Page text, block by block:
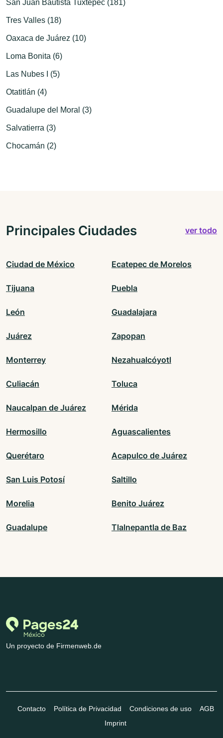
San Juan Bautista Tuxtepec (181)
Tres Valles (18)
Oaxaca de Juárez (10)
Loma Bonita (6)
Las Nubes I (5)
Otatitlán (4)
Guadalupe del Moral (3)
Salvatierra (3)
Chocamán (2)
Principales Ciudades ver todo
Ciudad de México Ecatepec de Morelos
Tijuana Puebla
León Guadalajara
Juárez Zapopan
Monterrey Nezahualcóyotl
Culiacán Toluca
Naucalpan de Juárez Mérida
Hermosillo Aguascalientes
Querétaro Acapulco de Juárez
San Luis Potosí Saltillo
Morelia Benito Juárez
Guadalupe Tlalnepantla de Baz
Un proyecto de Firmenweb.de
Contacto Política de Privacidad Condiciones de uso
AGB
Imprint